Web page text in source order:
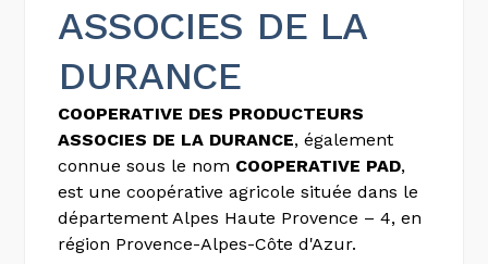
ASSOCIES DE LA
DURANCE
COOPERATIVE DES PRODUCTEURS
ASSOCIES DE LA DURANCE, également
connue sous le nom COOPERATIVE PAD,
est une coopérative agricole située dans le
département Alpes Haute Provence – 4, en
région Provence-Alpes-Côte d'Azur.